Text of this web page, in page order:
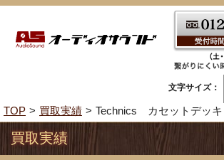
文字サイズ：
TOP 買取実績 Technics カセットデッ
買取実績